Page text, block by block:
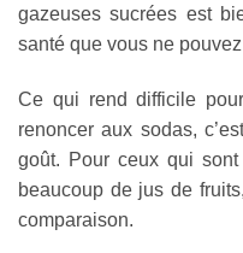
gazeuses sucrées est
santé que vous ne pouvez
Ce qui rend difficile
renoncer aux sodas,
goût. Pour ceux qui
beaucoup de jus de
comparaison.